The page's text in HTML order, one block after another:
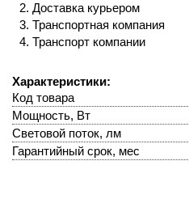
Доставка курьером
Транспортная компания
Транспорт компании
Характеристики:
Код товара
Мощность, Вт
Световой поток, лм
Гарантийный срок, мес